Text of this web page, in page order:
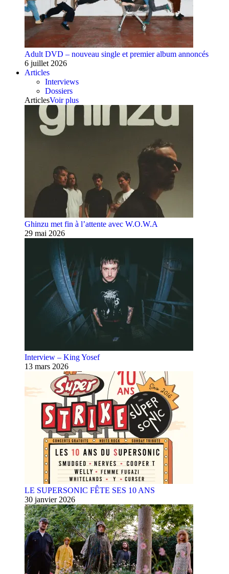
Adult DVD – nouveau single et premier album annoncés
6 juillet 2026
Articles
Interviews
Dossiers
ArticlesVoir plus
Ghinzu met fin à l’attente avec W.O.W.A
29 mai 2026
Interview – King Yosef
13 mars 2026
LE SUPERSONIC FÊTE SES 10 ANS
30 janvier 2026